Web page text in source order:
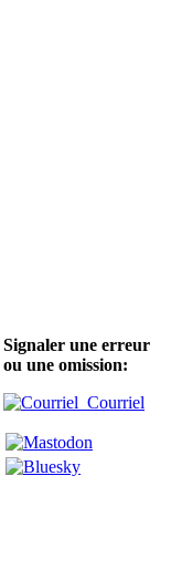
Signaler une erreur
ou une omission:
Courriel